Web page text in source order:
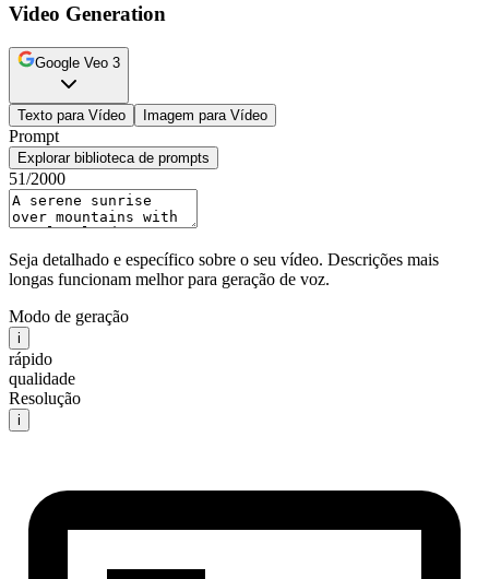
Video Generation
Google Veo 3
Texto para Vídeo Imagem para Vídeo
Prompt
Explorar biblioteca de prompts
51/2000
Seja detalhado e específico sobre o seu vídeo. Descrições mais
longas funcionam melhor para geração de voz.
Modo de geração
i
rápido
qualidade
Resolução
i